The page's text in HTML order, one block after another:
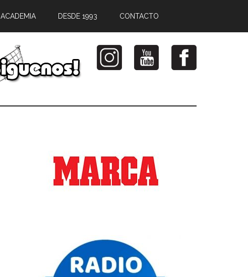
ACADEMIA DESDE 1993 CONTACTO